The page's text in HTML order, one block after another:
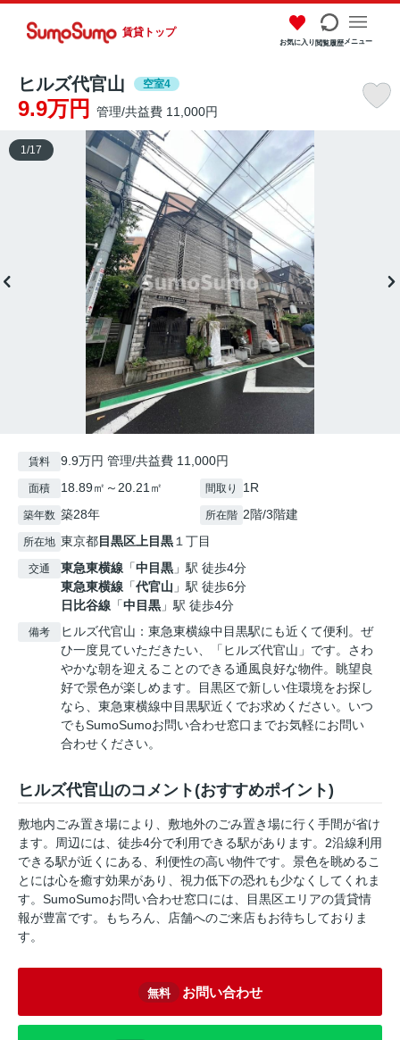
賃貸トップ
お気に入り閲覧履歴メニュー
ヒルズ代官山 空室4
9.9万円 管理/共益費 11,000円
1 /17
賃料 9.9万円 管理/共益費 11,000円
面積 18.89㎡～20.21㎡ 間取り 1R
築年数 築28年 所在階 2階/3階建
所在地 東京都目黒区 上目黒 １丁目
交通 東急東横線 「中目黒 」駅 徒歩4分
東急東横線 「代官山 」駅 徒歩6分
日比谷線 「中目黒 」駅 徒歩4分
備考
ヒルズ代官山：東急東横線中目黒駅にも近くて便利。ぜ
ひ一度見ていただきたい、「ヒルズ代官山」です。さわ
やかな朝を迎えることのできる通風良好な物件。眺望良
好で景色が楽しめます。目黒区で新しい住環境をお探し
なら、東急東横線中目黒駅近くでお求めください。いつ
でもSumoSumoお問い合わせ窓口までお気軽にお問い
合わせください。
ヒルズ代官山のコメント(おすすめポイント)
敷地内ごみ置き場により、敷地外のごみ置き場に行く手間が省け
ます。周辺には、徒歩4分で利用できる駅があります。2沿線利用
できる駅が近くにある、利便性の高い物件です。景色を眺めるこ
とには心を癒す効果があり、視力低下の恐れも少なくしてくれま
す。SumoSumoお問い合わせ窓口には、目黒区エリアの賃貸情
報が豊富です。もちろん、店舗へのご来店もお待ちしておりま
す。
無料 お問い合わせ